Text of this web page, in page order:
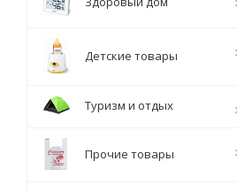
Детские товары
Туризм и отдых
Прочие товары